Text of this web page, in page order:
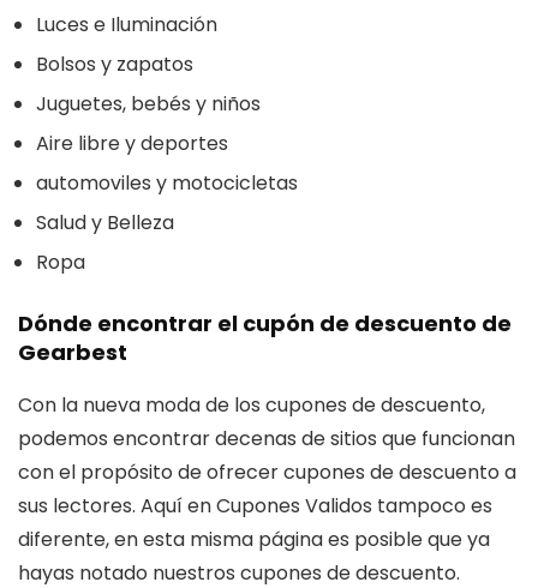
Luces e Iluminación
Bolsos y zapatos
Juguetes, bebés y niños
Aire libre y deportes
automoviles y motocicletas
Salud y Belleza
Ropa
Dónde encontrar el cupón de descuento de
Gearbest
Con la nueva moda de los cupones de descuento,
podemos encontrar decenas de sitios que funcionan
con el propósito de ofrecer cupones de descuento a
sus lectores. Aquí en Cupones Validos tampoco es
diferente, en esta misma página es posible que ya
hayas notado nuestros cupones de descuento.